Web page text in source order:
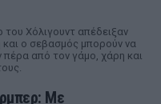
του Χόλιγουντ απέδειξαν
και ο σεβασμός μπορούν να
πέρα από τον γάμο, χάρη και
Με